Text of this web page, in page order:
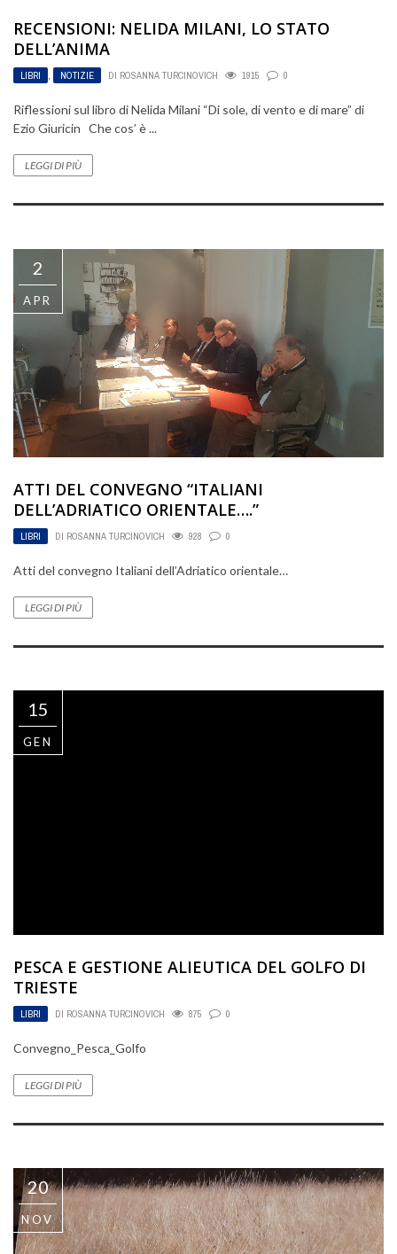
RECENSIONI: NELIDA MILANI, LO STATO
DELL’ANIMA
LIBRI , NOTIZIE DI ROSANNA TURCINOVICH 1915 0
Riflessioni sul libro di Nelida Milani “Di sole, di vento e di mare” di
Ezio Giuricin Che cos’ è ...
LEGGI DI PIÙ
2
APR
ATTI DEL CONVEGNO “ITALIANI
DELL’ADRIATICO ORIENTALE….”
LIBRI DI ROSANNA TURCINOVICH 928 0
Atti del convegno Italiani dell’Adriatico orientale…
LEGGI DI PIÙ
15
GEN
PESCA E GESTIONE ALIEUTICA DEL GOLFO DI
TRIESTE
LIBRI DI ROSANNA TURCINOVICH 875 0
Convegno_Pesca_Golfo
LEGGI DI PIÙ
20
NOV